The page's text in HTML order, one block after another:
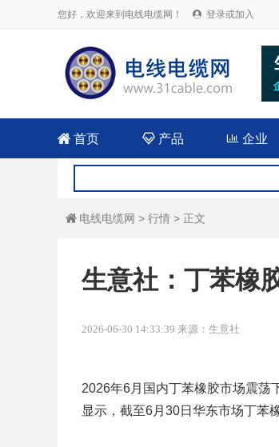
您好，欢迎来到电线电缆网！  登录或加入
 首页 产品  企业
 电线电缆网 > 行情 > 正文
生意社：丁苯橡
2026-06-30 14:33:39 来源：生意社
2026年6月国内丁苯橡胶市场震荡
显示，截至6月30日华东市场丁苯